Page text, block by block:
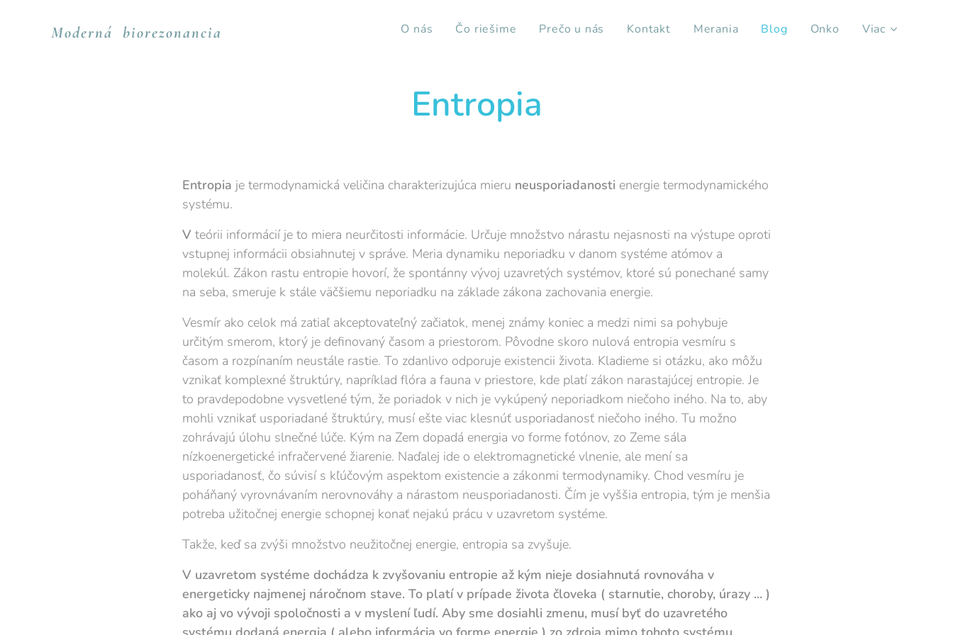
Moderná biorezonancia O nás Čo riešime Prečo u nás Kontakt Merania Blog Onko Viac
Entropia
Entropia je termodynamická veličina charakterizujúca mieru neusporiadanosti energie termodynamického
systému.
V teórii informácií je to miera neurčitosti informácie. Určuje množstvo nárastu nejasnosti na výstupe oproti
vstupnej informácii obsiahnutej v správe. Meria dynamiku neporiadku v danom systéme atómov a
molekúl. Zákon rastu entropie hovorí, že spontánny vývoj uzavretých systémov, ktoré sú ponechané samy
na seba, smeruje k stále väčšiemu neporiadku na základe zákona zachovania energie.
Vesmír ako celok má zatiaľ akceptovateľný začiatok, menej známy koniec a medzi nimi sa pohybuje
určitým smerom, ktorý je definovaný časom a priestorom. Pôvodne skoro nulová entropia vesmíru s
časom a rozpínaním neustále rastie. To zdanlivo odporuje existencii života. Kladieme si otázku, ako môžu
vznikať komplexné štruktúry, napríklad flóra a fauna v priestore, kde platí zákon narastajúcej entropie. Je
to pravdepodobne vysvetlené tým, že poriadok v nich je vykúpený neporiadkom niečoho iného. Na to, aby
mohli vznikať usporiadané štruktúry, musí ešte viac klesnúť usporiadanosť niečoho iného. Tu možno
zohrávajú úlohu slnečné lúče. Kým na Zem dopadá energia vo forme fotónov, zo Zeme sála
nízkoenergetické infračervené žiarenie. Naďalej ide o elektromagnetické vlnenie, ale mení sa
usporiadanosť, čo súvisí s kľúčovým aspektom existencie a zákonmi termodynamiky. Chod vesmíru je
poháňaný vyrovnávaním nerovnováhy a nárastom neusporiadanosti. Čím je vyššia entropia, tým je menšia
potreba užitočnej energie schopnej konať nejakú prácu v uzavretom systéme.
Takže, keď sa zvýši množstvo neužitočnej energie, entropia sa zvyšuje.
V uzavretom systéme dochádza k zvyšovaniu entropie až kým nieje dosiahnutá rovnováha v
energeticky najmenej náročnom stave. To platí v prípade života človeka ( starnutie, choroby, úrazy ... )
ako aj vo vývoji spoločnosti a v myslení ľudí. Aby sme dosiahli zmenu, musí byť do uzavretého